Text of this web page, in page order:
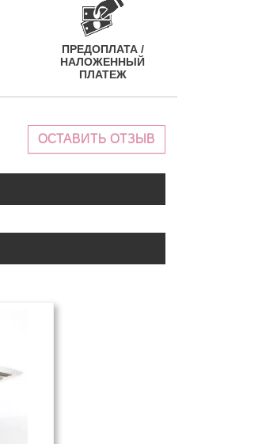
ПРЕДОПЛАТА /
НАЛОЖЕННЫЙ
ПЛАТЕЖ
ОСТАВИТЬ ОТЗЫВ